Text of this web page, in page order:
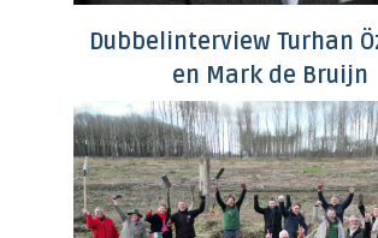
Dubbelinterview Turhan
en Mark de Bruijn